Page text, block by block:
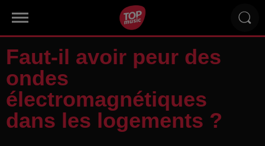
Faut-il avoir peur des
ondes
électromagnétiques
dans les logements ?